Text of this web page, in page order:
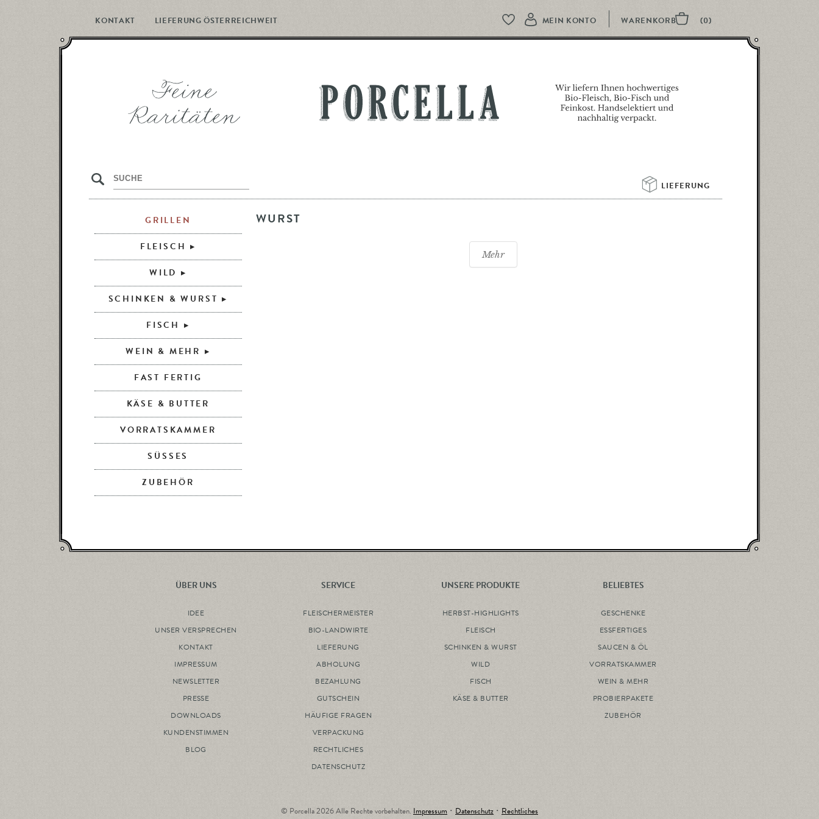
KONTAKT LIEFERUNG ÖSTERREICHWEIT
PORCELLA
MEIN KONTO
LIEFERUNG
s
WURST
Mehr
GRILLEN
FLEISCH
WILD
SCHINKEN & WURST
FISCH
WEIN & MEHR
FAST FERTIG
KÄSE & BUTTER
VORRATSKAMMER
SÜSSES
ZUBEHÖR
ÜBER UNS
IDEE
UNSER VERSPRECHEN
KONTAKT
IMPRESSUM
NEWSLETTER
PRESSE
DOWNLOADS
KUNDENSTIMMEN
BLOG
SERVICE
FLEISCHERMEISTER
BIO-LANDWIRTE
LIEFERUNG
ABHOLUNG
BEZAHLUNG
GUTSCHEIN
HÄUFIGE FRAGEN
VERPACKUNG
RECHTLICHES
DATENSCHUTZ
UNSERE PRODUKTE
HERBST-HIGHLIGHTS
FLEISCH
SCHINKEN & WURST
WILD
FISCH
KÄSE & BUTTER
BELIEBTES
GESCHENKE
ESSFERTIGES
SAUCEN & ÖL
VORRATSKAMMER
WEIN & MEHR
PROBIERPAKETE
ZUBEHÖR
© Porcella 2026 Alle Rechte vorbehalten. Impressum ･ Datenschutz ･ Rechtliches